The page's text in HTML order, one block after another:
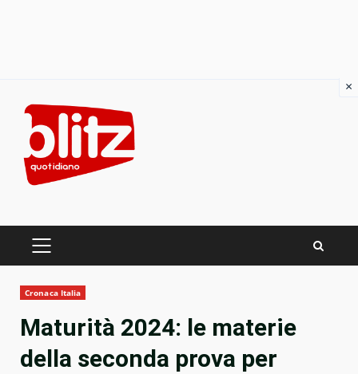
content
PRIMARY
Cronaca Italia
Maturità 2024: le materie
della seconda prova per
×